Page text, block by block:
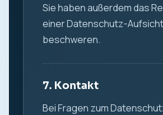
Sie haben außerdem das
einer Datenschutz-
beschweren.
7. Kontakt
Bei Fragen zum